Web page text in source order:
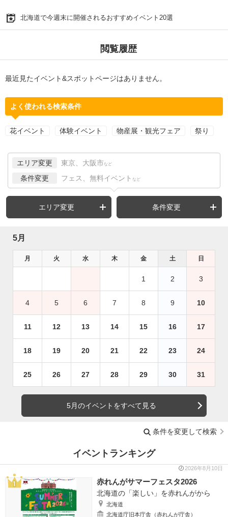
北海道で今週末に開催されるおすすめイベント20選
閲覧履歴
最近見たイベント&スポットページはありません。
よく使われる検索条件
花イベント 体験イベント 物産展・観光フェア 祭り
エリア変更 東京、大阪市 など
条件変更 フェス、無料イベント など
エリア変更 条件変更
5月
月 火 水 木 金 土 日
1 2 3
4 5 6 7 8 9 10
11 12 13 14 15 16 17
18 19 20 21 22 23 24
25 26 27 28 29 30 31
5月のイベントをすべて見る
条件を変更して検索
イベントランキング
2026年8月10日
赤れんがサマーフェスタ2026
北海道の「楽しい」を赤れんがから
北海道
北海道庁旧本庁舎（赤れんが庁舎）